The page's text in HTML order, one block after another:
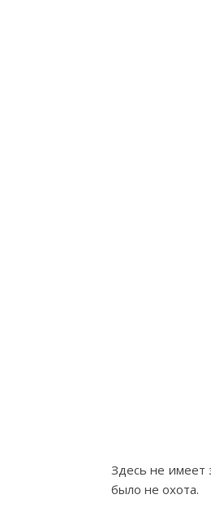
Здесь не имеет
было не охота.